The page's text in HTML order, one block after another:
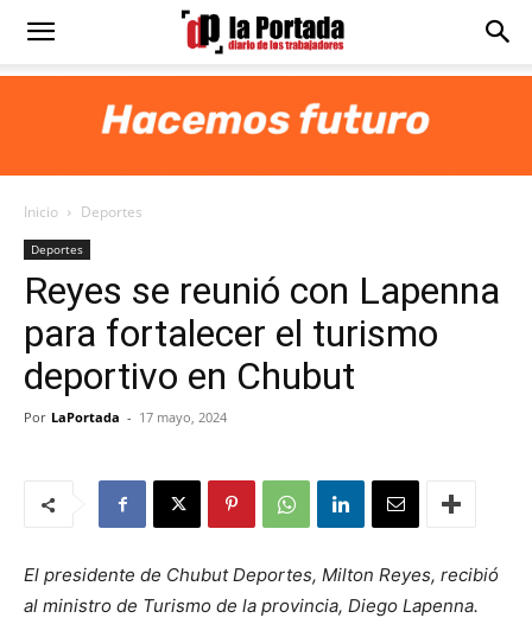
Diario
Portada
Inicio Deportes
Deportes
Reyes se reunió con Lapenna
para fortalecer el turismo
deportivo en Chubut
Por LaPortada - 17 mayo, 2024
El presidente de Chubut Deportes, Milton Reyes, recibió
al ministro de Turismo de la provincia, Diego Lapenna.